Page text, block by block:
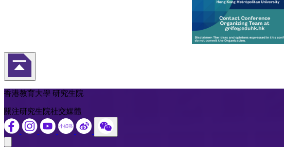
返回頁首
香港教育大學 研究生院
關注研究生院社交媒體